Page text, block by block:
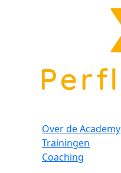
Over de Academy
Trainingen
Coaching